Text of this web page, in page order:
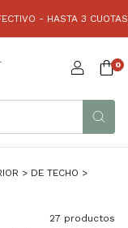
- HASTA 3 CUOTAS S/
0
> DE TECHO >
27 productos